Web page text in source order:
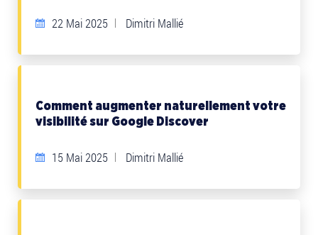
22 Mai 2025 Dimitri Mallié
Comment augmenter naturellement votre
visibilité sur Google Discover
15 Mai 2025 Dimitri Mallié